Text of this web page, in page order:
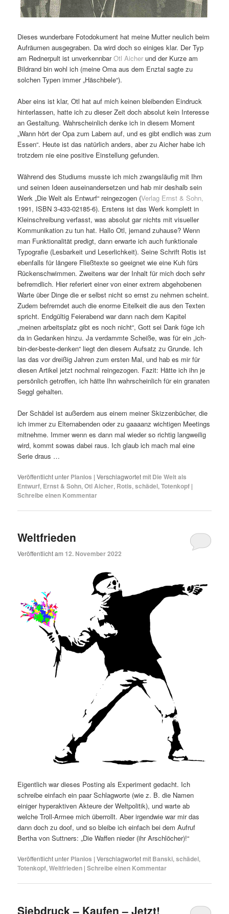
Dieses wunderbare Fotodokument hat meine Mutter neulich beim
Aufräumen ausgegraben. Da wird doch so einiges klar. Der Typ
am Rednerpult ist unverkennbarOtl Aicher und der Kurze am
Bildrand bin wohl ich (meine Oma aus dem Enztal sagte zu
solchen Typen immer „Häschbele“).
Aber eins ist klar, Otl hat auf mich keinen bleibenden Eindruck
hinterlassen, hatte ich zu dieser Zeit doch absolut kein Interesse
an Gestaltung. Wahrscheinlich denke ich in diesem Moment
„Wann hört der Opa zum Labern auf, und es gibt endlich was zum
Essen“. Heute ist das natürlich anders, aber zu Aicher habe ich
trotzdem nie eine positive Einstellung gefunden.
Während des Studiums musste ich mich zwangsläufig mit Ihm
und seinen Ideen auseinandersetzen und hab mir deshalb sein
Werk „Die Welt als Entwurf“ reingezogen (Verlag Ernst & Sohn,
1991, ISBN 3-433-02185-6). Erstens ist das Werk komplett in
Kleinschreibung verfasst, was absolut gar nichts mit visueller
Kommunikation zu tun hat. Hallo Otl, jemand zuhause? Wenn
man Funktionalität predigt, dann erwarte ich auch funktionale
Typografie (Lesbarkeit und Leserlichkeit). Seine Schrift Rotis ist
ebenfalls für längere Fließtexte so geeignet wie eine Kuh fürs
Rückenschwimmen. Zweitens war der Inhalt für mich doch sehr
befremdlich. Hier referiert einer von einer extrem abgehobenen
Warte über Dinge die er selbst nicht so ernst zu nehmen scheint.
Zudem befremdet auch die enorme Eitelkeit die aus den Texten
spricht. Endgültig Feierabend war dann nach dem Kapitel
„meinen arbeitsplatz gibt es noch nicht“, Gott sei Dank füge ich
da in Gedanken hinzu. Ja verdammte Scheiße, was für ein „ich-
bin-der-beste-denken“ liegt den diesem Aufsatz zu Grunde. Ich
las das vor dreißig Jahren zum ersten Mal, und hab es mir für
diesen Artikel jetzt nochmal reingezogen. Fazit: Hätte ich ihn je
persönlich getroffen, ich hätte Ihn wahrscheinlich für ein granaten
Seggl gehalten.
Der Schädel ist außerdem aus einem meiner Skizzenbücher, die
ich immer zu Elternabenden oder zu gaaaanz wichtigen Meetings
mitnehme. Immer wenn es dann mal wieder so richtig langweilig
wird, kommt sowas dabei raus. Ich glaub ich mach mal eine
Serie draus …
Veröffentlicht unter Planlos |Verschlagwortet mit Die Welt als
Entwurf, Ernst & Sohn,Otl Aicher, Rotis,schädel,Totenkopf |
Schreibe einen Kommentar
Weltfrieden
Veröffentlicht am 12. November 2022
Eigentlich war dieses Posting als Experiment gedacht. Ich
schreibe einfach ein paar Schlagworte (wie z. B. die Namen
einiger hyperaktiven Akteure der Weltpolitik), und warte ab
welche Troll-Armee mich überrollt. Aber irgendwie war mir das
dann doch zu doof, und so bleibe ich einfach bei dem Aufruf
Bertha von Suttners: „Die Waffen nieder (ihr Arschlöcher)!“
Veröffentlicht unter Planlos |Verschlagwortet mit Banski,schädel,
Totenkopf,Weltfrieden |Schreibe einen Kommentar
Siebdruck – Kaufen – Jetzt!